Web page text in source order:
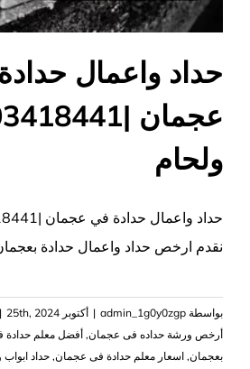
حداد واعمال
ولحام
نقدم ارخص حداد واعمال حدادة
بواسطة admin_1g0y0zgp
| أكتوبر 25th, 2024 |
أرخص ورشة حداده فى عجمان, ‏أفضل معلم
بعجمان, اسعار معلم حدادة فى عجمان, حداد